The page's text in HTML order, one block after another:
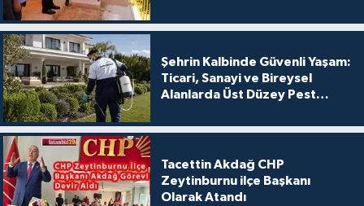
Şehrin Kalbinde Güvenli Yaşam:
Ticari, Sanayi ve Bireysel
Alanlarda Üst Düzey Pest
Tacettin Akdağ CHP
Zeytinburnu ilçe Başkanı
Olarak Atandı